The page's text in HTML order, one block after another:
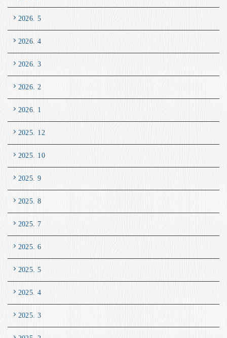
2026. 5
2026. 4
2026. 3
2026. 2
2026. 1
2025. 12
2025. 10
2025. 9
2025. 8
2025. 7
2025. 6
2025. 5
2025. 4
2025. 3